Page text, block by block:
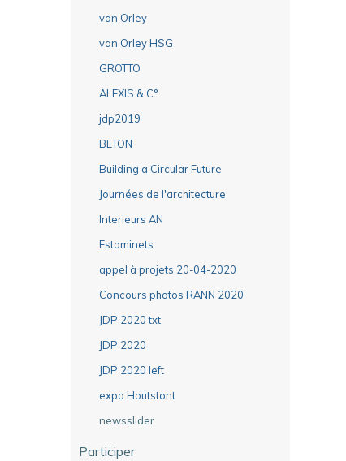
van Orley
van Orley HSG
GROTTO
ALEXIS & C°
jdp2019
BETON
Building a Circular Future
Journées de l'architecture
Interieurs AN
Estaminets
appel à projets 20-04-2020
Concours photos RANN 2020
JDP 2020 txt
JDP 2020
JDP 2020 left
expo Houtstont
newsslider
Participer